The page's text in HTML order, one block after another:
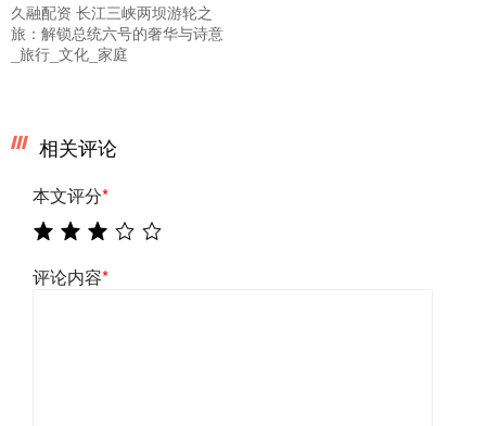
久融配资 长江三峡两坝游轮之
旅：解锁总统六号的奢华与诗意
_旅行_文化_家庭
相关评论
本文评分*
评论内容*